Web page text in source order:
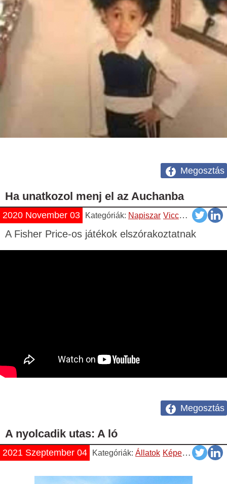
Megosztás
Ha unatkozol menj el az Auchanba
2020 November 03 Kategóriák: Napiszar Vicces Videók
A Fisher Price-os játékok elszórakoztatnak
Megosztás
A nyolcadik utas: A ló
2021 Szeptember 04 Kategóriák: Állatok Képek Vicces